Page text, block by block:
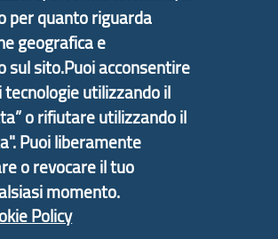
nazionale Aree Interne
per lo Sviluppo
al rilancio socio-economico
In particolare fornisce
aggiornamenti sullaStrategia
, in collaborazione con Regione
Liguria.
per quanto riguarda
geografica e
sul sito.Puoi acconsentire
tecnologie utilizzando il
o rifiutare utilizzando il
Puoi liberamente
o revocare il tuo
momento.
Policy